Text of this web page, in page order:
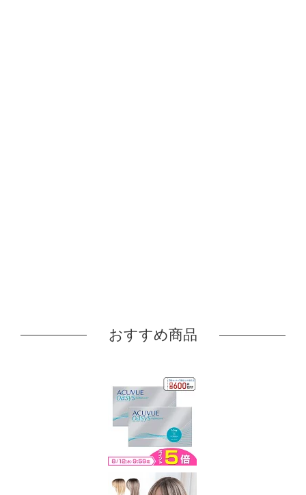
おすすめ商品